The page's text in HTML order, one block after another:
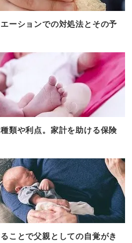
ーションでの対処法とその予
類や利点。家計を助ける保険
ことで父親としての自覚がき